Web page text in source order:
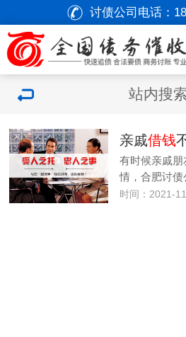
讨债公司电话：
站内搜
亲戚借钱
有时候亲戚
情，合肥讨
时间：2021-